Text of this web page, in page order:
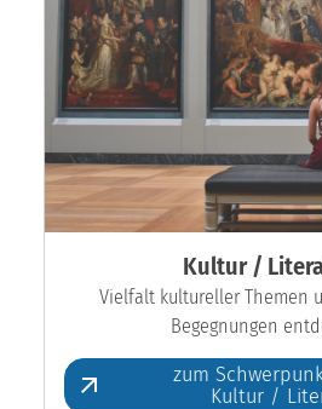
Kultur /
Vielfalt kultureller Themen
Begegnungen
zum
Kultur /